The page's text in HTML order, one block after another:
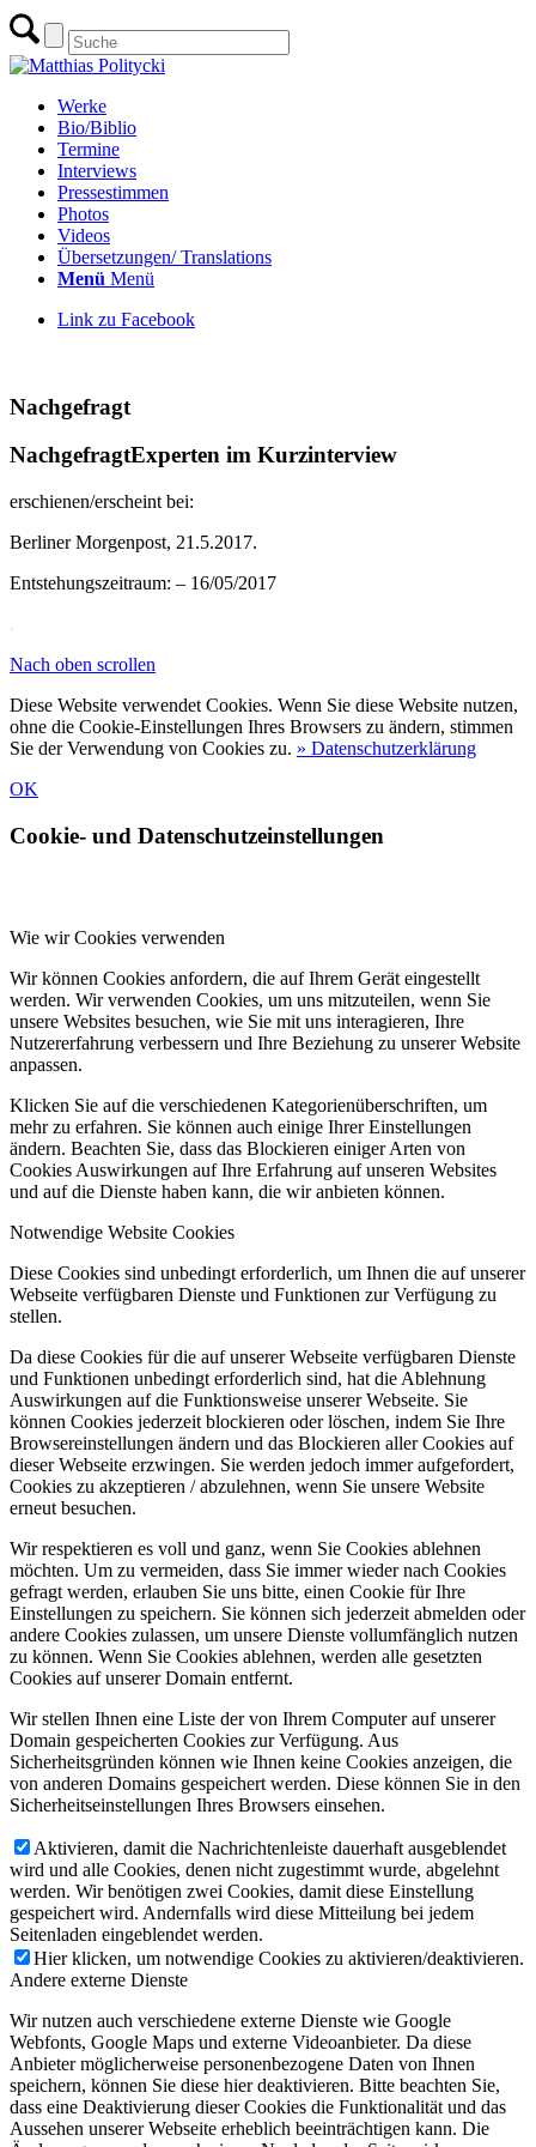
Werke
Bio/Biblio
Termine
Interviews
Pressestimmen
Photos
Videos
Übersetzungen/ Translations
Menü Menü
Link zu Facebook
Nachgefragt
NachgefragtExperten im Kurzinterview
erschienen/erscheint bei:
Berliner Morgenpost, 21.5.2017.
Entstehungszeitraum: – 16/05/2017
.
Nach oben scrollen
Diese Website verwendet Cookies. Wenn Sie diese Website nutzen,
ohne die Cookie-Einstellungen Ihres Browsers zu ändern, stimmen
Sie der Verwendung von Cookies zu. » Datenschutzerklärung
OK
Cookie- und Datenschutzeinstellungen
Wie wir Cookies verwenden
Wir können Cookies anfordern, die auf Ihrem Gerät eingestellt
werden. Wir verwenden Cookies, um uns mitzuteilen, wenn Sie
unsere Websites besuchen, wie Sie mit uns interagieren, Ihre
Nutzererfahrung verbessern und Ihre Beziehung zu unserer Website
anpassen.
Klicken Sie auf die verschiedenen Kategorienüberschriften, um
mehr zu erfahren. Sie können auch einige Ihrer Einstellungen
ändern. Beachten Sie, dass das Blockieren einiger Arten von
Cookies Auswirkungen auf Ihre Erfahrung auf unseren Websites
und auf die Dienste haben kann, die wir anbieten können.
Notwendige Website Cookies
Diese Cookies sind unbedingt erforderlich, um Ihnen die auf unserer
Webseite verfügbaren Dienste und Funktionen zur Verfügung zu
stellen.
Da diese Cookies für die auf unserer Webseite verfügbaren Dienste
und Funktionen unbedingt erforderlich sind, hat die Ablehnung
Auswirkungen auf die Funktionsweise unserer Webseite. Sie
können Cookies jederzeit blockieren oder löschen, indem Sie Ihre
Browsereinstellungen ändern und das Blockieren aller Cookies auf
dieser Webseite erzwingen. Sie werden jedoch immer aufgefordert,
Cookies zu akzeptieren / abzulehnen, wenn Sie unsere Website
erneut besuchen.
Wir respektieren es voll und ganz, wenn Sie Cookies ablehnen
möchten. Um zu vermeiden, dass Sie immer wieder nach Cookies
gefragt werden, erlauben Sie uns bitte, einen Cookie für Ihre
Einstellungen zu speichern. Sie können sich jederzeit abmelden oder
andere Cookies zulassen, um unsere Dienste vollumfänglich nutzen
zu können. Wenn Sie Cookies ablehnen, werden alle gesetzten
Cookies auf unserer Domain entfernt.
Wir stellen Ihnen eine Liste der von Ihrem Computer auf unserer
Domain gespeicherten Cookies zur Verfügung. Aus
Sicherheitsgründen können wie Ihnen keine Cookies anzeigen, die
von anderen Domains gespeichert werden. Diese können Sie in den
Sicherheitseinstellungen Ihres Browsers einsehen.
Aktivieren, damit die Nachrichtenleiste dauerhaft ausgeblendet
wird und alle Cookies, denen nicht zugestimmt wurde, abgelehnt
werden. Wir benötigen zwei Cookies, damit diese Einstellung
gespeichert wird. Andernfalls wird diese Mitteilung bei jedem
Seitenladen eingeblendet werden.
Hier klicken, um notwendige Cookies zu aktivieren/deaktivieren.
Andere externe Dienste
Wir nutzen auch verschiedene externe Dienste wie Google
Webfonts, Google Maps und externe Videoanbieter. Da diese
Anbieter möglicherweise personenbezogene Daten von Ihnen
speichern, können Sie diese hier deaktivieren. Bitte beachten Sie,
dass eine Deaktivierung dieser Cookies die Funktionalität und das
Aussehen unserer Webseite erheblich beeinträchtigen kann. Die